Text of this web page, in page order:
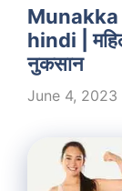
hindi |
नुकसान
June 4, 2023